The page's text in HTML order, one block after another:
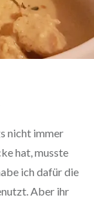
nicht immer
hat, musste
ich dafür die
Aber ihr